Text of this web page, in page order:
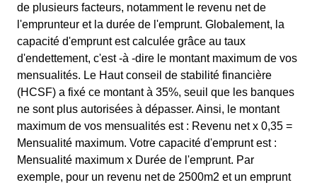
de plusieurs facteurs, notamment le revenu net de
l'emprunteur et la durée de l'emprunt. Globalement, la
capacité d'emprunt est calculée grâce au taux
d'endettement, c'est -à -dire le montant maximum de vos
mensualités. Le Haut conseil de stabilité financière
(HCSF) a fixé ce montant à 35%, seuil que les banques
ne sont plus autorisées à dépasser. Ainsi, le montant
maximum de vos mensualités est : Revenu net x 0,35 =
Mensualité maximum. Votre capacité d'emprunt est :
Mensualité maximum x Durée de l'emprunt. Par
exemple, pour un revenu net de 2500m2 et un emprunt